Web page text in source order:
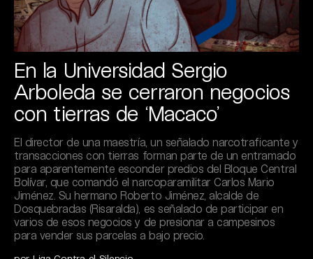
En la Universidad Sergio
Arboleda se cerraron negocios
con tierras de ‘Macaco’
El director de una maestría, un señalado narcotraficante y
transacciones con tierras forman parte de un entramado
para aparentemente esconder predios del Bloque Central
Bolívar, que comandó el narcoparamilitar Carlos Mario
Jiménez. Su hermano Roberto Jiménez, alcalde de
Dosquebradas (Risaralda), es señalado de participar en
varios de esos negocios y de presionar a campesinos
para vender sus parcelas a bajo precio.